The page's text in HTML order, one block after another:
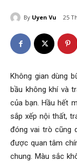
By Uyen Vu 25
Không gian dùng
bầu không khí và
của bạn. Hầu hết
sắp xếp nội thất,
đóng vai trò cũng
được quan tâm
chung. Màu sắc